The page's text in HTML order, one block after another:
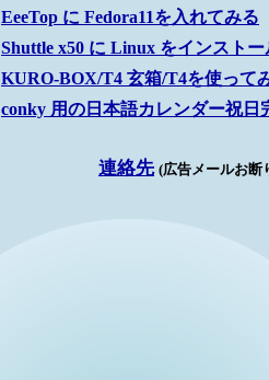
EeeTop に Fedora11を入れてみる
Shuttle x50 に Linux をインスト
KURO-BOX/T4 玄箱/T4を使って
conky 用の日本語カレンダー祝日
連絡先 (広告メールお断